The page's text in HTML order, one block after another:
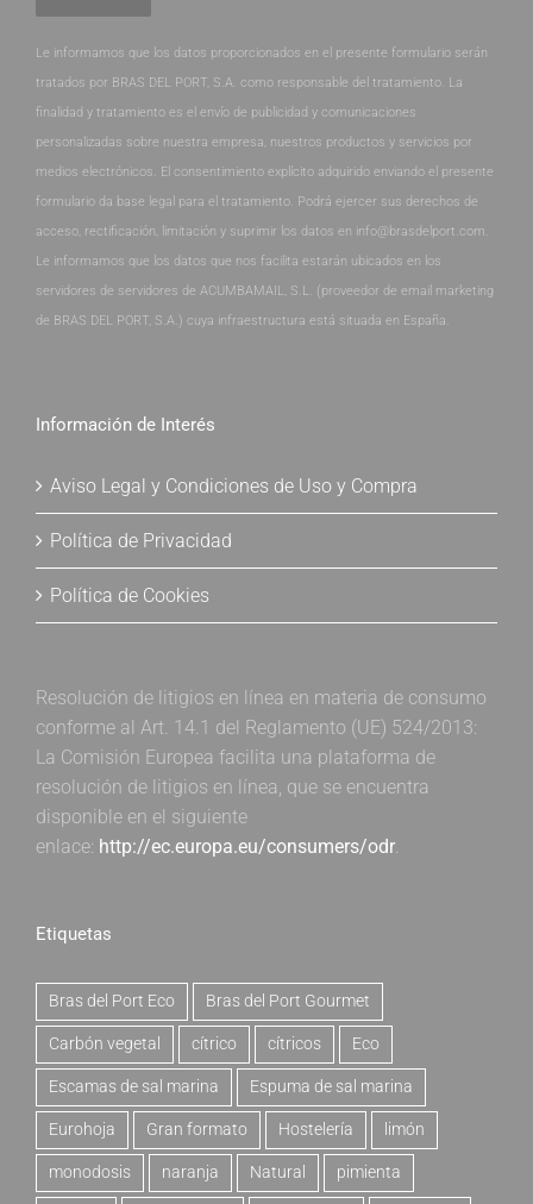
Le informamos que los datos proporcionados en el presente formulario serán
tratados por BRAS DEL PORT, S.A. como responsable del tratamiento. La
finalidad y tratamiento es el envío de publicidad y comunicaciones
personalizadas sobre nuestra empresa, nuestros productos y servicios por
medios electrónicos. El consentimiento explícito adquirido enviando el presente
formulario da base legal para el tratamiento. Podrá ejercer sus derechos de
acceso, rectificación, limitación y suprimir los datos en info@brasdelport.com.
Le informamos que los datos que nos facilita estarán ubicados en los
servidores de servidores de ACUMBAMAIL, S.L. (proveedor de email marketing
de BRAS DEL PORT, S.A.) cuya infraestructura está situada en España.
Información de Interés
Aviso Legal y Condiciones de Uso y Compra
Política de Privacidad
Política de Cookies
Resolución de litigios en línea en materia de consumo
conforme al Art. 14.1 del Reglamento (UE) 524/2013:
La Comisión Europea facilita una plataforma de
resolución de litigios en línea, que se encuentra
disponible en el siguiente
enlace: http://ec.europa.eu/consumers/odr.
Etiquetas
Bras del Port Eco Bras del Port Gourmet
Carbón vegetal cítrico cítricos Eco
Escamas de sal marina Espuma de sal marina
Eurohoja Gran formato Hostelería limón
monodosis naranja Natural pimienta